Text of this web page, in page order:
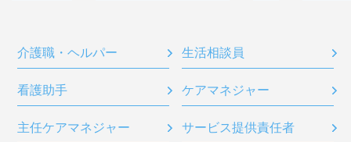
介護職・ヘルパー 生活相談員
看護助手 ケアマネジャー
主任ケアマネジャー サービス提供責任者